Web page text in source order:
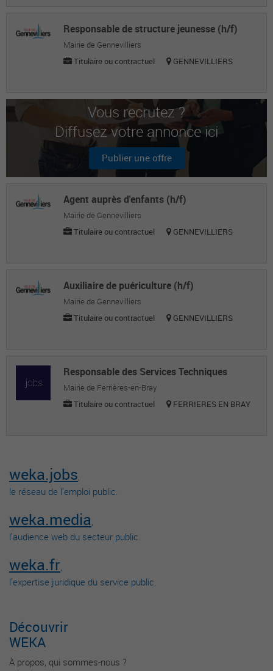
Anais R.
Maitre nageur sauveteur
Maitre nageur sauveteur
Benjamin V.
Maitre nageur sauveteur
Adrien B.
Maitre nageur sauveteur
Responsable de structure jeunesse (h/f)
Mairie de Gennevilliers
Titulaire ou contractuel
GENNEVILLIERS
Vous recrutez ?
Diffusez votre annonce ici
Publier une offre
Agent auprès d'enfants (h/f)
Mairie de Gennevilliers
Titulaire ou contractuel
GENNEVILLIERS
Auxiliaire de puériculture (h/f)
Mairie de Gennevilliers
Titulaire ou contractuel
GENNEVILLIERS
Responsable des Services Techniques
Mairie de Ferrières-en-Bray
Titulaire ou contractuel
FERRIERES EN BRAY
weka.jobs,
le réseau de l’emploi public.
weka.media,
l’audience web du secteur public.
weka.fr,
l’expertise juridique du service public.
Découvrir
WEKA
À propos, qui sommes-nous ?